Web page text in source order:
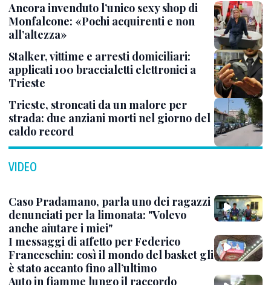
Ancora invenduto l’unico sexy shop di
Monfalcone: «Pochi acquirenti e non
all’altezza»
Stalker, vittime e arresti domiciliari:
applicati 100 braccialetti elettronici a
Trieste
Trieste, stroncati da un malore per
strada: due anziani morti nel giorno del
caldo record
VIDEO
Caso Pradamano, parla uno dei ragazzi
denunciati per la limonata: "Volevo
anche aiutare i miei"
I messaggi di affetto per Federico
Franceschin: così il mondo del basket gli
è stato accanto fino all’ultimo
Auto in fiamme lungo il raccordo